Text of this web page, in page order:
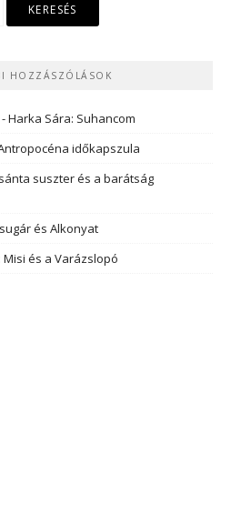
HOZZÁSZÓLÁSOK
-Harka Sára: Suhancom
időkapszula
suszter és a barátság
és Alkonyat
és a Varázslopó